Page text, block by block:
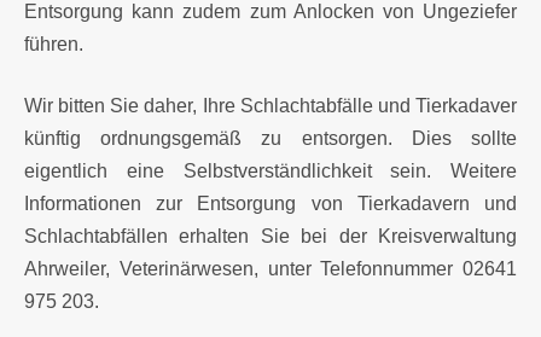
Entsorgung kann zudem zum Anlocken von Ungeziefer
führen.
Wir bitten Sie daher, Ihre Schlachtabfälle und Tierkadaver
künftig ordnungsgemäß zu entsorgen. Dies sollte
eigentlich eine Selbstverständlichkeit sein. Weitere
Informationen zur Entsorgung von Tierkadavern und
Schlachtabfällen erhalten Sie bei der Kreisverwaltung
Ahrweiler, Veterinärwesen, unter Telefonnummer 02641
975 203.